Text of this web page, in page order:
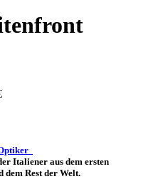
Italiener aus dem ersten
Rest der Welt.